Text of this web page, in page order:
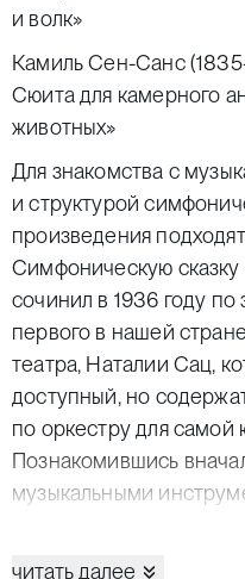
и волк»
Камиль Сен-Санс
Сюита для камерного
животных»
Для знакомства с
и структурой
произведения
Симфоническую сказку
сочинил в 1936 году по
первого в нашей
театра, Наталии Сац,
доступный, но
по оркестру для самой
Познакомившись
музыкальными
читать далее